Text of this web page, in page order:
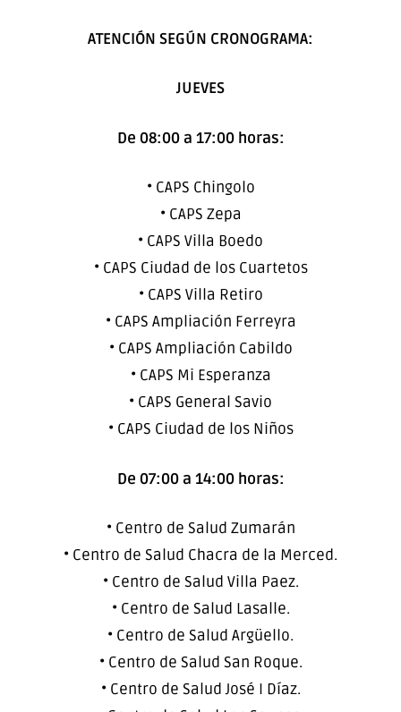
ATENCIÓN SEGÚN CRONOGRAMA:
JUEVES
De 08:00 a 17:00 horas:
• CAPS Chingolo
• CAPS Zepa
• CAPS Villa Boedo
• CAPS Ciudad de los Cuartetos
• CAPS Villa Retiro
• CAPS Ampliación Ferreyra
• CAPS Ampliación Cabildo
• CAPS Mi Esperanza
• CAPS General Savio
• CAPS Ciudad de los Niños
De 07:00 a 14:00 horas:
• Centro de Salud Zumarán
• Centro de Salud Chacra de la Merced.
• Centro de Salud Villa Paez.
• Centro de Salud Lasalle.
• Centro de Salud Argüello.
• Centro de Salud San Roque.
• Centro de Salud José I Díaz.